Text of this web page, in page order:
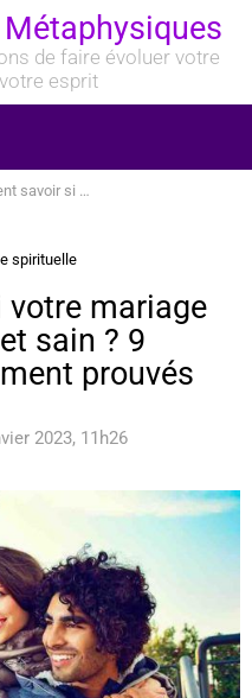
de faire évoluer votre
esprit
heureux et sain ? 9 signes scientifiquement prouvés
spirituelle
mariage
sain ? 9
prouvés
2023, 11h26